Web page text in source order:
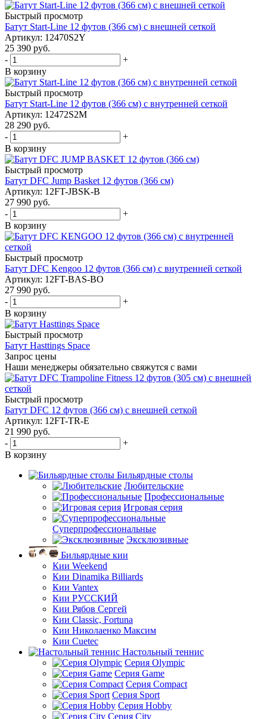
Быстрый просмотр
Батут Start-Line 12 футов (366 см) с внешней сеткой
Артикул: 12470S2Y
25 390 руб.
-
+
В корзину
Быстрый просмотр
Батут Start-Line 12 футов (366 см) с внутренней сеткой
Артикул: 12472S2M
28 290 руб.
-
+
В корзину
Быстрый просмотр
Батут DFC Jump Basket 12 футов (366 см)
Артикул: 12FT-JBSK-B
27 990 руб.
-
+
В корзину
Быстрый просмотр
Батут DFC Kengoo 12 футов (366 см) с внутренней сеткой
Артикул: 12FT-BAS-BO
27 990 руб.
-
+
В корзину
Быстрый просмотр
Батут Hasttings Space
Запрос цены
Наши менеджеры обязательно свяжутся с вами
Быстрый просмотр
Батут DFC 12 футов (366 см) с внешней сеткой
Артикул: 12FT-TR-E
21 990 руб.
-
+
В корзину
Бильярдные столы
Любительские
Профессиональные
Игровая серия
Суперпрофессиональные
Эксклюзивные
Бильярдные кии
Кии Weekend
Кии Dinamika Billiards
Кии Vantex
Кии РУССКИЙ
Кии Рябов Сергей
Кии Classic, Fortuna
Кии Николаенко Максим
Кии Cuetec
Настольный теннис
Серия Olympic
Серия Game
Серия Compact
Серия Sport
Серия Hobby
Серия City